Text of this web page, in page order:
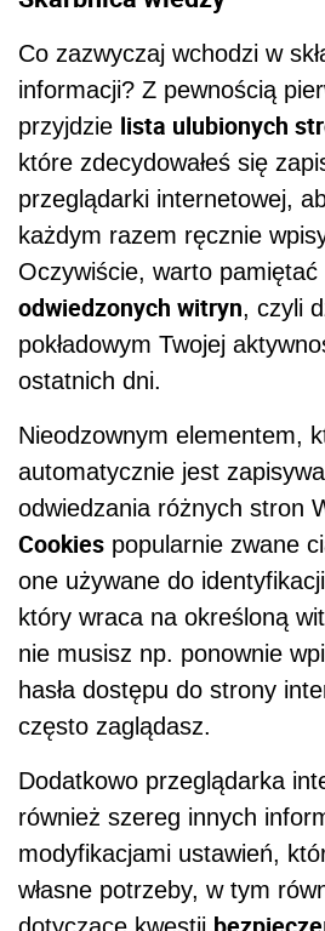
Co zazwyczaj wchodzi w
informacji? Z pewnością
przyjdzie lista ulubionych
które zdecydowałeś się
przeglądarki internetowej,
każdym razem ręcznie
Oczywiście, warto pamiętać
odwiedzonych witryn, czyli
pokładowym Twojej
ostatnich dni.
Nieodzownym elementem,
automatycznie jest
odwiedzania różnych stron
Cookies popularnie zwane
one używane do
który wraca na określoną
nie musisz np. ponownie
hasła dostępu do strony
często zaglądasz.
Dodatkowo przeglądarka
również szereg innych
modyfikacjami ustawień,
własne potrzeby, w tym